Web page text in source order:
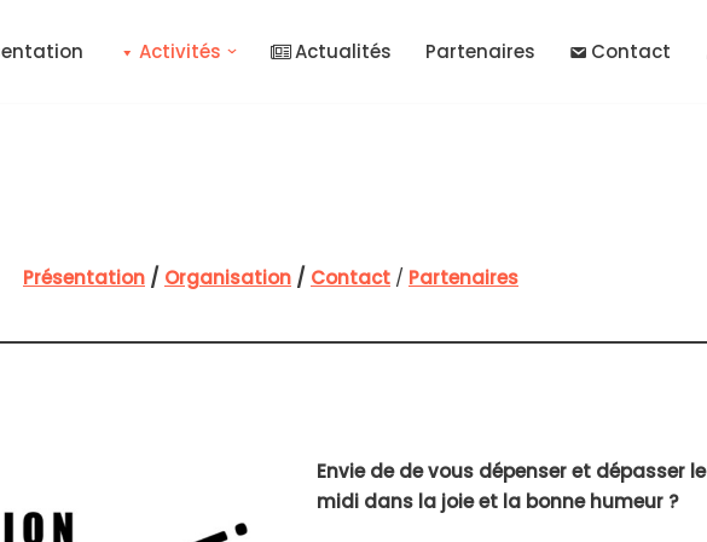
Activités Actualités Partenaires Contact
Présentation / Organisation / Contact / Partenaires
Envie de de vous dépenser et dépasser le
midi dans la joie et la bonne humeur ?